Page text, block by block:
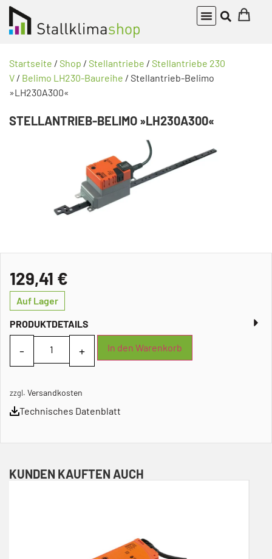
Startseite / Shop / Stellantriebe / Stellantriebe 230
V / Belimo LH230-Baureihe / Stellantrieb-Belimo
»LH230A300«
STELLANTRIEB-BELIMO »LH230A300«
129,41 €
Auf Lager
PRODUKTDETAILS
In den Warenkorb
zzgl. Versandkosten
Technisches Datenblatt
KUNDEN KAUFTEN AUCH